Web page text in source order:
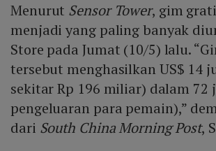
Menurut Sensor Tower, gim
menjadi yang paling banyak
Store pada Jumat (10/5) lalu.
tersebut menghasilkan US$ 14
sekitar Rp 196 miliar) dalam 72
pengeluaran para pemain),”
dari South China Morning Post,